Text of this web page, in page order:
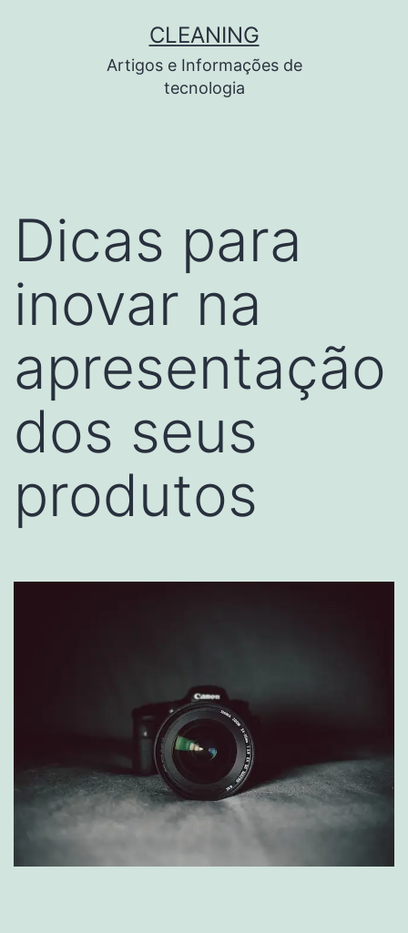
CLEANING
Artigos e Informações de
tecnologia
Dicas para
inovar na
apresentação
dos seus
produtos